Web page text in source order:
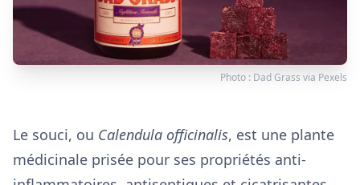
Photo : Dad Grass via Pexels
Le souci, ou Calendula officinalis, est une plante
médicinale prisée pour ses propriétés anti-